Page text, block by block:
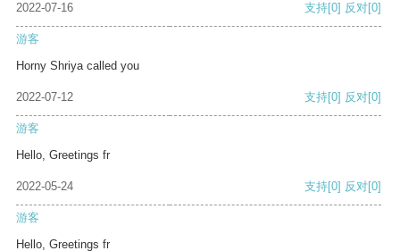
2022-07-16 支持[0] 反对[0]
游客
Horny Shriya called you
2022-07-12 支持[0] 反对[0]
游客
Hello, Greetings fr
2022-05-24 支持[0] 反对[0]
游客
Hello, Greetings fr